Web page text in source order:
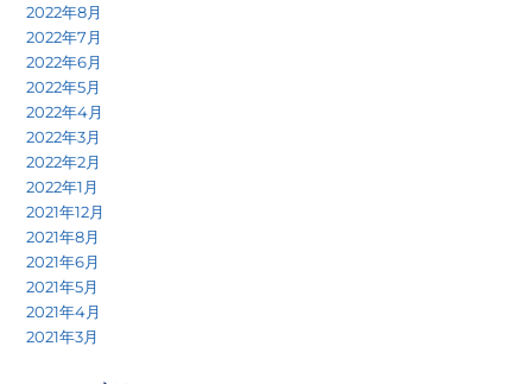
2022年8月
2022年7月
2022年6月
2022年5月
2022年4月
2022年3月
2022年2月
2022年1月
2021年12月
2021年8月
2021年6月
2021年5月
2021年4月
2021年3月